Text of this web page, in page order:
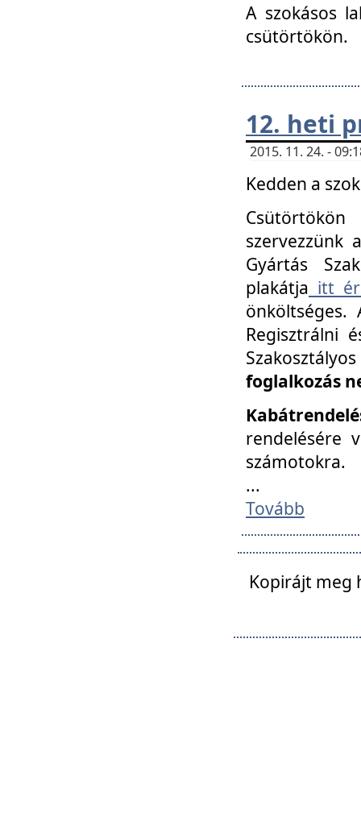
A szokásos
csütörtökön.
12. heti
2015. 11. 24. -
Kedden a
szervezzünk
Gyártás
plakátja itt
Regisztrálni
foglalkozás
rendelésére
számotokra.
...
Tovább
Kopirájt meg